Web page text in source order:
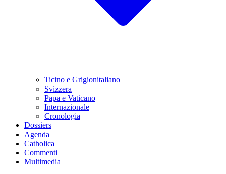
Ticino e Grigionitaliano
Svizzera
Papa e Vaticano
Internazionale
Cronologia
Dossiers
Agenda
Catholica
Commenti
Multimedia